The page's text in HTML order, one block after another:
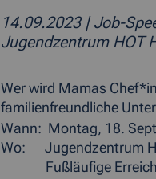
14.09.2023 | Job-
Jugendzentrum HOT
Wer wird Mamas
familienfreundliche
Wann: Montag, 18.
Wo: Jugendzentrum
Fußläufige